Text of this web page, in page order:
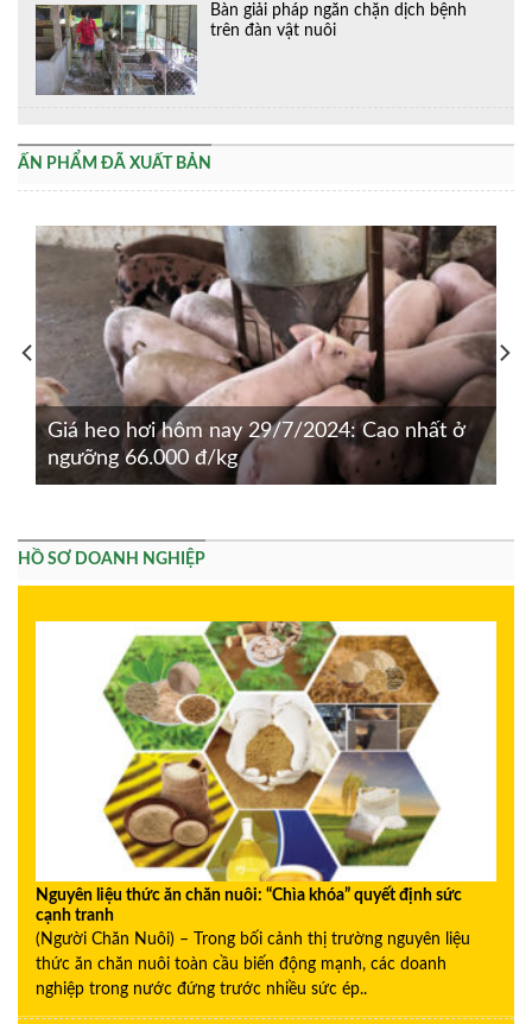
Bàn giải pháp ngăn chặn dịch bệnh
trên đàn vật nuôi
ẤN PHẨM ĐÃ XUẤT BẢN
Giá heo hơi hôm nay 29/7/2024: Cao nhất ở
ngưỡng 66.000 đ/kg
HỒ SƠ DOANH NGHIỆP
Nguyên liệu thức ăn chăn nuôi: “Chìa khóa” quyết định sức
cạnh tranh
(Người Chăn Nuôi) – Trong bối cảnh thị trường nguyên liệu
thức ăn chăn nuôi toàn cầu biến động mạnh, các doanh
nghiệp trong nước đứng trước nhiều sức ép..